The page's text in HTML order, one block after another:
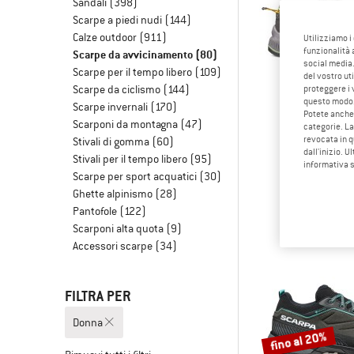
Scarpe a piedi nudi (144)
Calze outdoor (911)
Scarpe da avvicinamento (80)
Scarpe per il tempo libero (109)
Scarpe da ciclismo (144)
Scarpe invernali (170)
Scarponi da montagna (47)
Stivali di gomma (60)
Stivali per il tempo libero (95)
Scarpe per sport acquatici (30)
Ghette alpinismo (28)
Pantofole (122)
Scarponi alta quota (9)
Accessori scarpe (34)
FILTRA PER
Donna
LA
Women's
fino al 20%
Utilizziamo i
funzionalità
social
del vostro
proteggere i
questo modo.
Potete
categorie.
revocata in
dall'inizio.
informativa